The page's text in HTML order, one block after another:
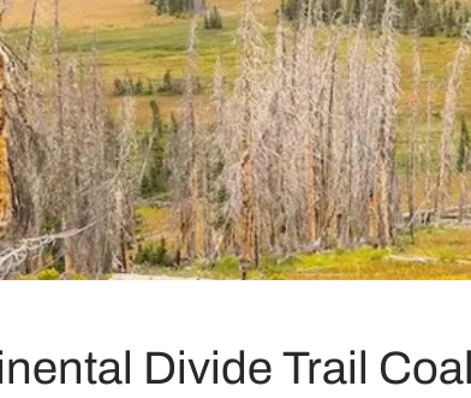
Divide Trail